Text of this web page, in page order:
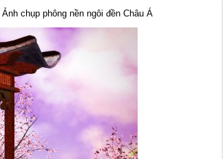
Ảnh chụp phông nền ngôi đền Châu Á